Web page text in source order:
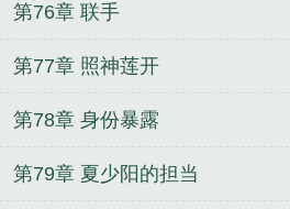
第76章 联手
第77章 照神莲开
第78章 身份暴露
第79章 夏少阳的担当